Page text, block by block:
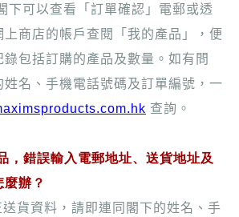
下可以查看「訂單確認」電郵或透
商店的帳戶查閱「我的產品」，便
包括訂購的產品及數量。如有問
名、手機電話號碼及訂單編號，一
查詢。
，錯誤輸入電郵地址、送貨地址及
辦？
送貨資料，請即連同閣下的姓名、手